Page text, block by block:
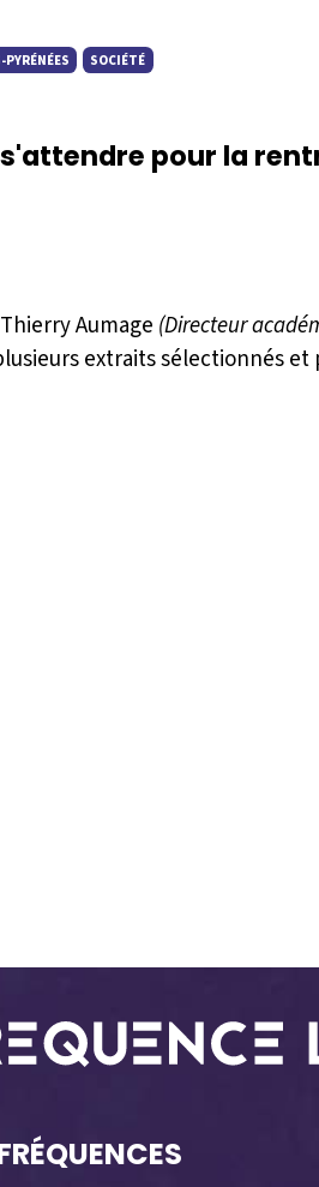
SOCIÉTÉ
pour la
Aumage (Directeur
extraits sélectionnés et